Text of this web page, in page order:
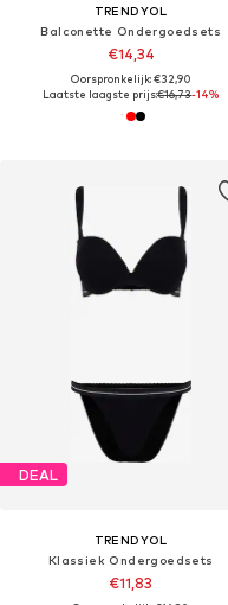
TRENDYOL
Balconette Ondergoedsets
€14,34
Oorspronkelijk: €32,90
Laatste laagste prijs:€16,73-14%
DEAL
TRENDYOL
Klassiek Ondergoedsets
€11,83